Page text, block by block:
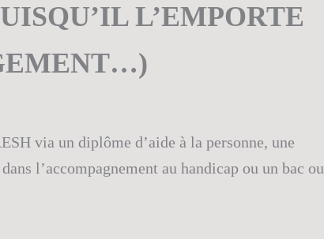
L’EMPORTE
via un diplôme d’aide à la personne, une
l’accompagnement au handicap ou un bac ou